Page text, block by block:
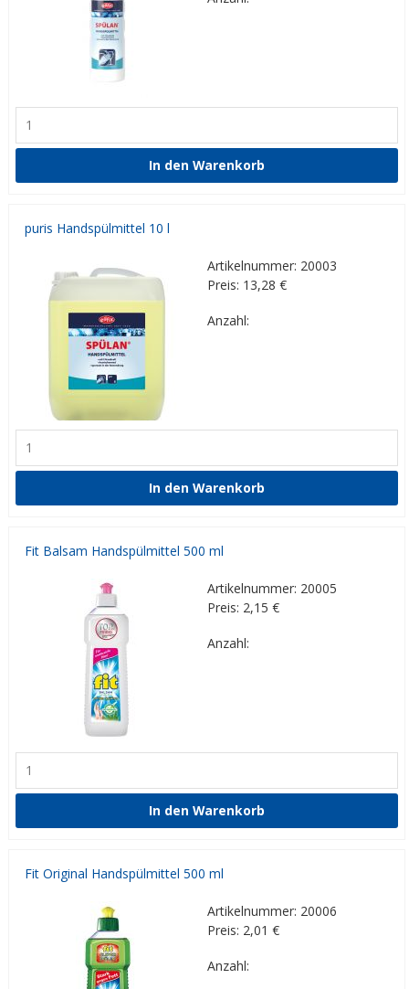
puris Handspülmittel 10 l
Artikelnummer: 20003
Preis: 13,28 €
Anzahl:
Fit Balsam Handspülmittel 500 ml
Artikelnummer: 20005
Preis: 2,15 €
Anzahl:
Fit Original Handspülmittel 500 ml
Artikelnummer: 20006
Preis: 2,01 €
Anzahl: